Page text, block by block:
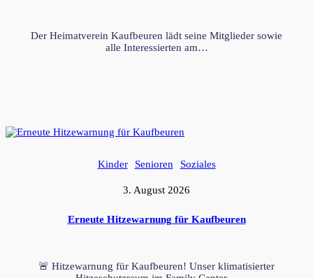
Der Heimatverein Kaufbeuren lädt seine Mitglieder sowie
alle Interessierten am…
Kinder Senioren Soziales
3. August 2026
Erneute Hitzewarnung für Kaufbeuren
🚨 Hitzewarnung für Kaufbeuren! Unser klimatisierter